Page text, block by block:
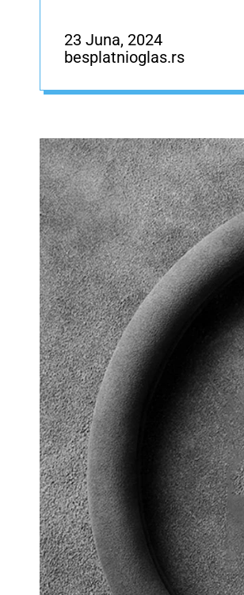
23 Juna, 2024
besplatnioglas.rs